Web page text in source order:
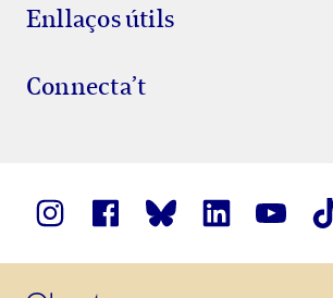
Enllaços útils
Connecta’t